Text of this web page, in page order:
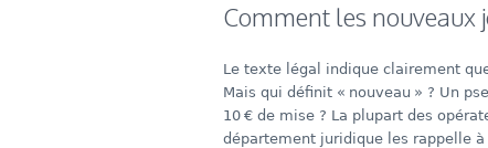
Comment les nouveaux
Le texte légal indique clairement
Mais qui définit « nouveau » ? Un
10 € de mise ? La plupart des
département juridique les rappelle à